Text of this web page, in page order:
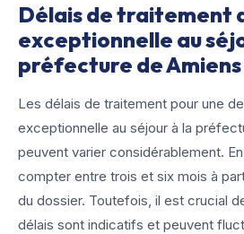
Délais de traitement
exceptionnelle au
préfecture de Amiens
Les délais de traitement pour une
exceptionnelle au séjour à la
peuvent varier considérablement.
compter entre trois et six mois à
du dossier. Toutefois, il est crucial
délais sont indicatifs et peuvent